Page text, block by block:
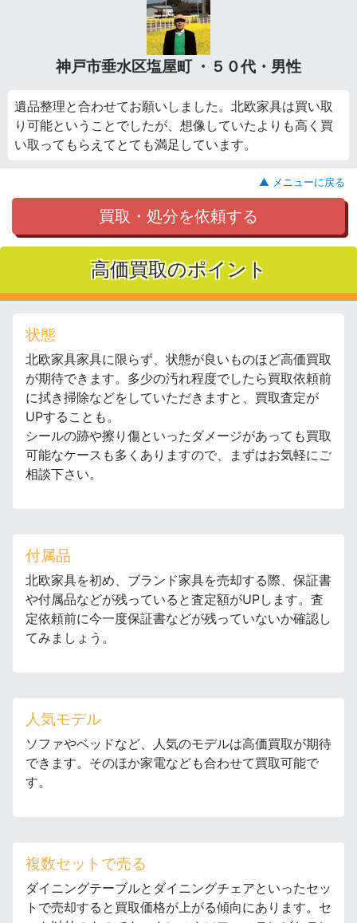
神戸市垂水区塩屋町 ・５０代・男性
遺品整理と合わせてお願いしました。北欧家具は買い取
り可能ということでしたが、想像していたよりも高く買
い取ってもらえてとても満足しています。
▲ メニューに戻る
買取・処分を依頼する
高価買取のポイント
状態
北欧家具家具に限らず、状態が良いものほど高価買取
が期待できます。多少の汚れ程度でしたら買取依頼前
に拭き掃除などをしていただきますと、買取査定が
UPすることも。
シールの跡や擦り傷といったダメージがあっても買取
可能なケースも多くありますので、まずはお気軽にご
相談下さい。
付属品
北欧家具を初め、ブランド家具を売却する際、保証書
や付属品などが残っていると査定額がUPします。査
定依頼前に今一度保証書などが残っていないか確認し
てみましょう。
人気モデル
ソファやベッドなど、人気のモデルは高価買取が期待
できます。そのほか家電なども合わせて買取可能で
す。
複数セットで売る
ダイニングテーブルとダイニングチェアといったセッ
トで売却すると買取価格が上がる傾向にあります。セ